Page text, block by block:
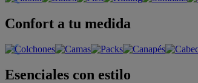
Confort a tu medida
Esenciales con estilo